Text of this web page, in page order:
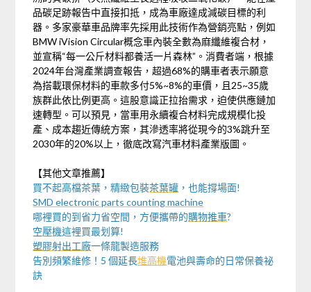
品碳足跡報告中直接扣抵，成為車廠達成減碳目標的利
器。多家豪華車品牌率先採用此技術作為營銷亮點，例如
BMW iVision Circular概念車內裝全數為麻纖維複合材，
並宣稱“每一公斤材料都養活一片森林”。消費者端，根據
2024年台灣產業調查報告，超過68%的購車者表示願意
為搭載環保材料的車款多付5%~8%的車價，且25~35歲
族群此依比例更高。這股意識正拉抬需求，迫使供應鏈加
速轉型。可以預見，當車用永續複合材料完成規模化投
產、成本趨近傳統方案，其滲透率將從現今的3%跳升至
2030年的20%以上，徹底改寫汽車材料產業版圖。
【其他文章推薦】
買不起高檔茶葉，精緻包裝茶葉罐 ，也能撐場面!
SMD electronic parts counting machine
哪裡買的到省力省空間，方便攜帶的購物推車?
空壓機這裡買最划算!
塑膠射出工廠一條龍製造服務
告別頻繁維修！5 個延長堆高機電池與壽命的日常保養祕
訣